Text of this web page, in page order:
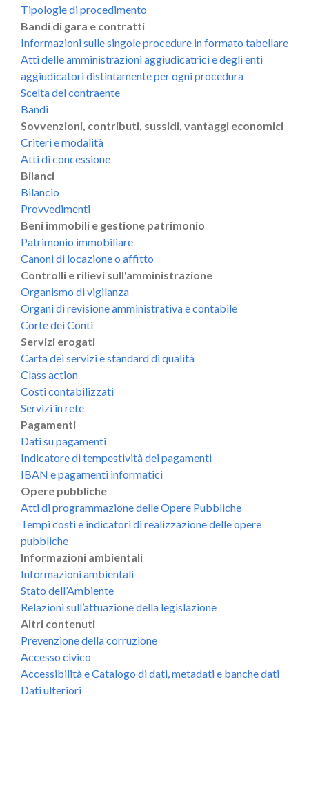
Tipologie di procedimento
Bandi di gara e contratti
Informazioni sulle singole procedure in formato tabellare
Atti delle amministrazioni aggiudicatrici e degli enti
aggiudicatori distintamente per ogni procedura
Scelta del contraente
Bandi
Sovvenzioni, contributi, sussidi, vantaggi economici
Criteri e modalità
Atti di concessione
Bilanci
Bilancio
Provvedimenti
Beni immobili e gestione patrimonio
Patrimonio immobiliare
Canoni di locazione o affitto
Controlli e rilievi sull'amministrazione
Organismo di vigilanza
Organi di revisione amministrativa e contabile
Corte dei Conti
Servizi erogati
Carta dei servizi e standard di qualità
Class action
Costi contabilizzati
Servizi in rete
Pagamenti
Dati su pagamenti
Indicatore di tempestività dei pagamenti
IBAN e pagamenti informatici
Opere pubbliche
Atti di programmazione delle Opere Pubbliche
Tempi costi e indicatori di realizzazione delle opere
pubbliche
Informazioni ambientali
Informazioni ambientali
Stato dell’Ambiente
Relazioni sull’attuazione della legislazione
Altri contenuti
Prevenzione della corruzione
Accesso civico
Accessibilità e Catalogo di dati, metadati e banche dati
Dati ulteriori